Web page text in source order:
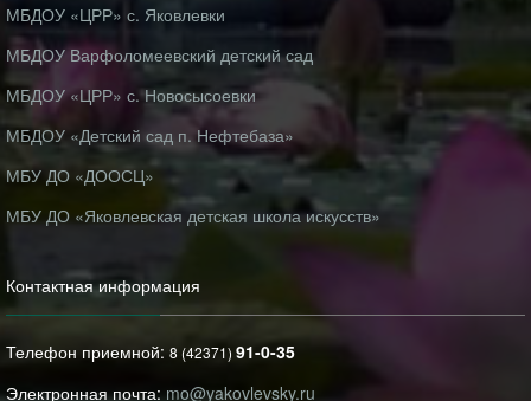
МБДОУ «ЦРР» с. Яковлевки
МБДОУ Варфоломеевский детский сад
МБДОУ «ЦРР» с. Новосысоевки
МБДОУ «Детский сад п. Нефтебаза»
МБУ ДО «ДООСЦ»
МБУ ДО «Яковлевская детская школа искусств»
Контактная информация
Телефон приемной: 8 (42371) 91-0-35
Электронная почта: mo@yakovlevsky.ru